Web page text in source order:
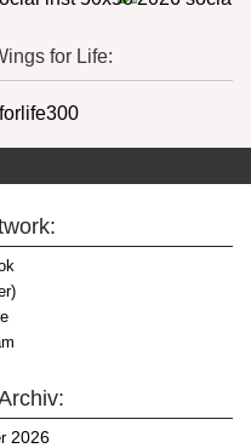
for Life:
2026